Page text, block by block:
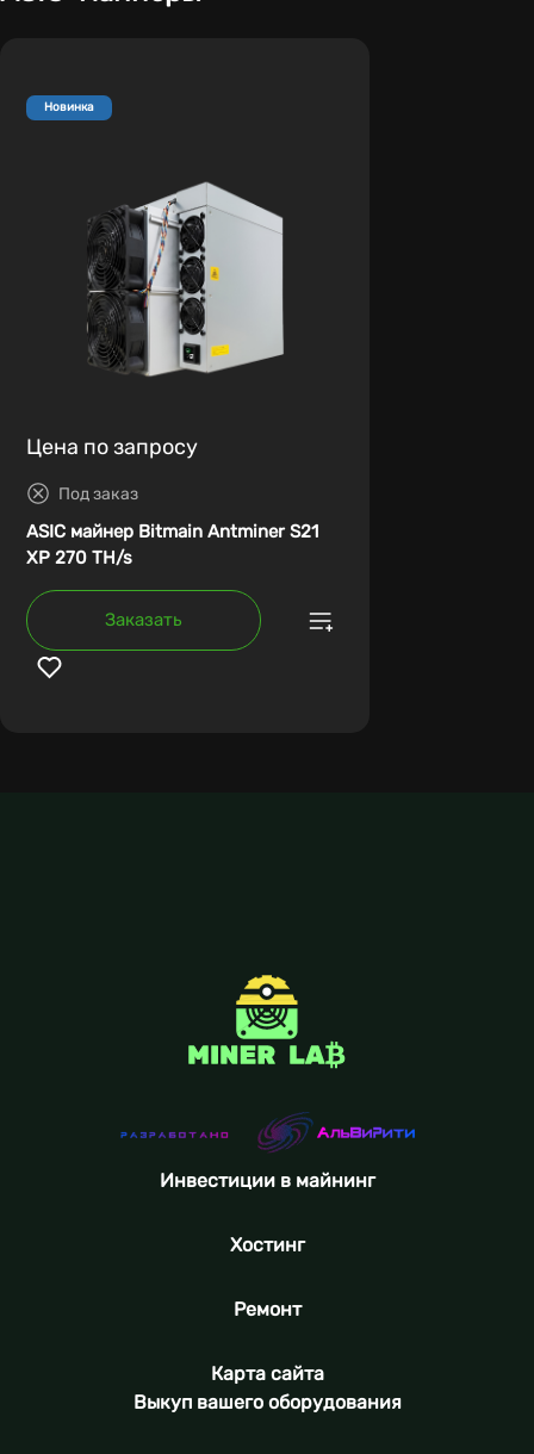
Новинка
Цена по запросу
Под заказ
ASIC майнер Bitmain Antminer S21
XP 270 TH/s
Заказать
Инвестиции в майнинг
Хостинг
Ремонт
Карта сайта
Выкуп вашего оборудования